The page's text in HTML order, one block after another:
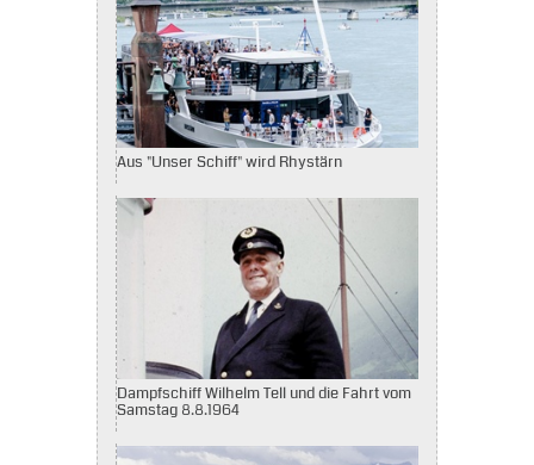
Aus "Unser Schiff" wird Rhystärn
Dampfschiff Wilhelm Tell und die Fahrt vom
Samstag 8.8.1964